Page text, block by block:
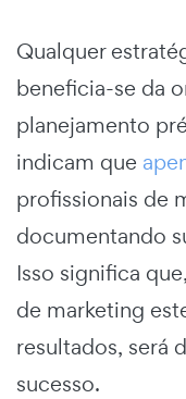
Qualquer
beneficia-se da
planejamento
indicam que
profissionais de
documentando
Isso significa
de marketing
resultados, será
sucesso.